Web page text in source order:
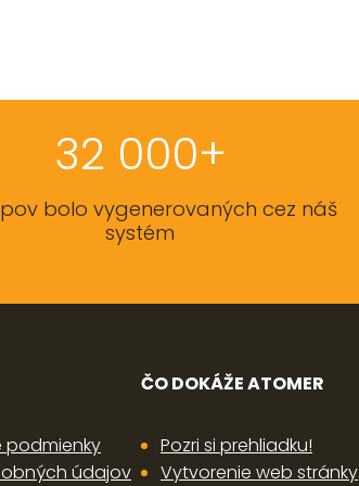
32 000+
bolo vygenerovaných cez náš
systém
údajov
ČO DOKÁŽE ATOMER
Pozri si prehliadku!
Vytvorenie web stránky